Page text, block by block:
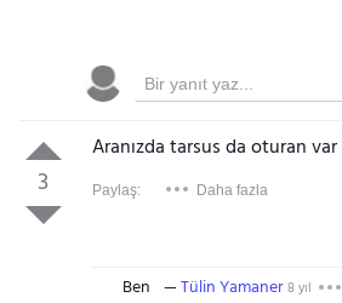
3
Aranızda tarsus da oturan
Paylaş: Daha fazla
Ben Tülin Yamaner8 yıl